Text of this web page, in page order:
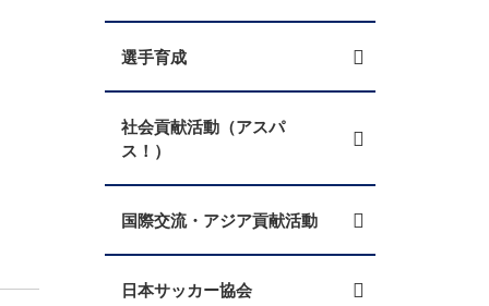
選手育成
社会貢献活動（アスパ
ス！）
国際交流・アジア貢献活動
日本サッカー協会